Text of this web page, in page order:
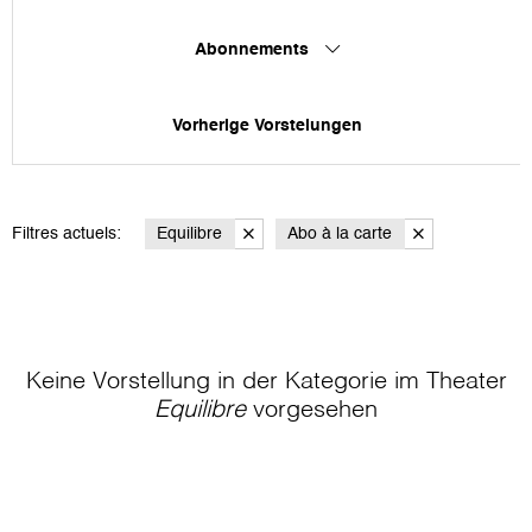
Abonnements
Vorherige Vorstelungen
Filtres actuels: Equilibre Abo à la carte
Keine Vorstellung in der Kategorie im Theater
Equilibrevorgesehen